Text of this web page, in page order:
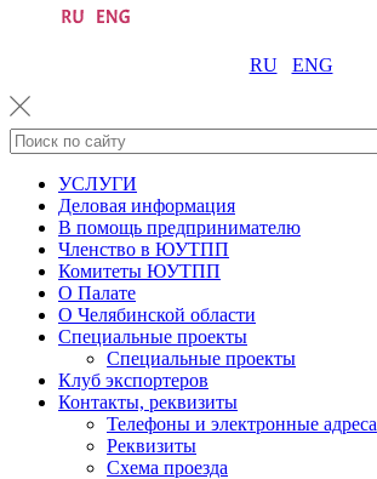
RU ENG
УСЛУГИ
Деловая информация
В помощь предпринимателю
Членство в ЮУТПП
Комитеты ЮУТПП
О Палате
О Челябинской области
Специальные проекты
Специальные проекты
Клуб экспортеров
Контакты, реквизиты
Телефоны и электронные адреса
Реквизиты
Схема проезда